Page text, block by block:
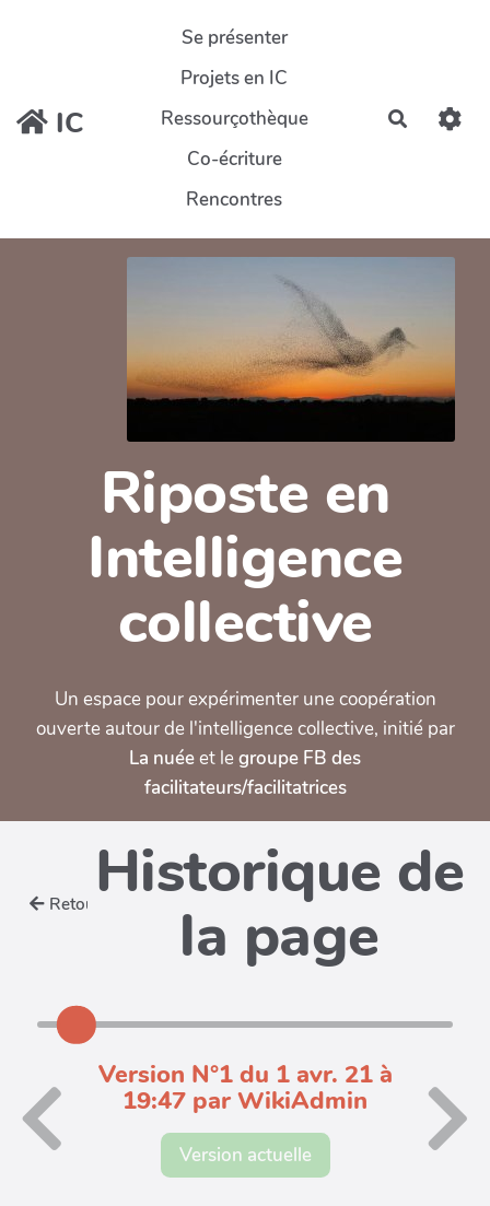
Aller au contenu principal
IC
Se présenter
Projets en IC
Ressourçothèque
Co-écriture
Rencontres
Riposte en
Intelligence
collective
Un espace pour expérimenter une coopération
ouverte autour de l'intelligence collective, initié par
La nuéeet legroupe FB des
facilitateurs/facilitatrices
Retour Historique de
la page
Version N°1 du 1 avr. 21 à
19:47 par WikiAdmin
Version actuelle